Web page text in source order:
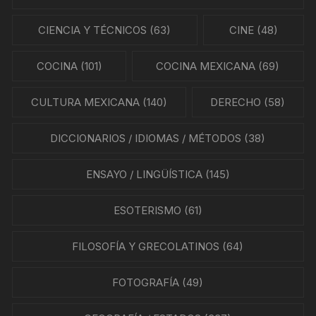
CIENCIA Y TÉCNICOS (63) CINE(48)
COCINA(101) COCINA MEXICANA (69)
CULTURA MEXICANA(140) DERECHO (58)
DICCIONARIOS / IDIOMAS / MÉTODOS (38)
ENSAYO / LINGÜÍSTICA(145)
ESOTERISMO (61)
FILOSOFÍA Y GRECOLATINOS (64)
FOTOGRAFÍA (49)